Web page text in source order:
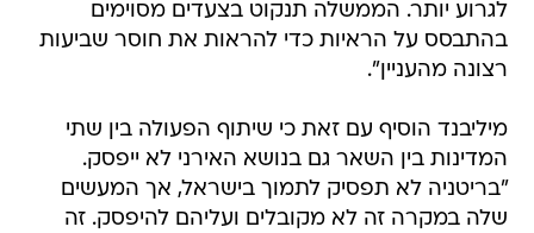
לגרוע יותר. הממשלה תנקוט בצעדים מסוימים
בהתבסס על הראיות כדי להראות את חוסר שביעות
רצונה מהעניין".
מיליבנד הוסיף עם זאת כי שיתוף הפעולה בין שתי
המדינות בין השאר גם בנושא האירני לא ייפסק.
"בריטניה לא תפסיק לתמוך בישראל, אך המעשים
שלה במקרה זה לא מקובלים ועליהם להיפסק. זה